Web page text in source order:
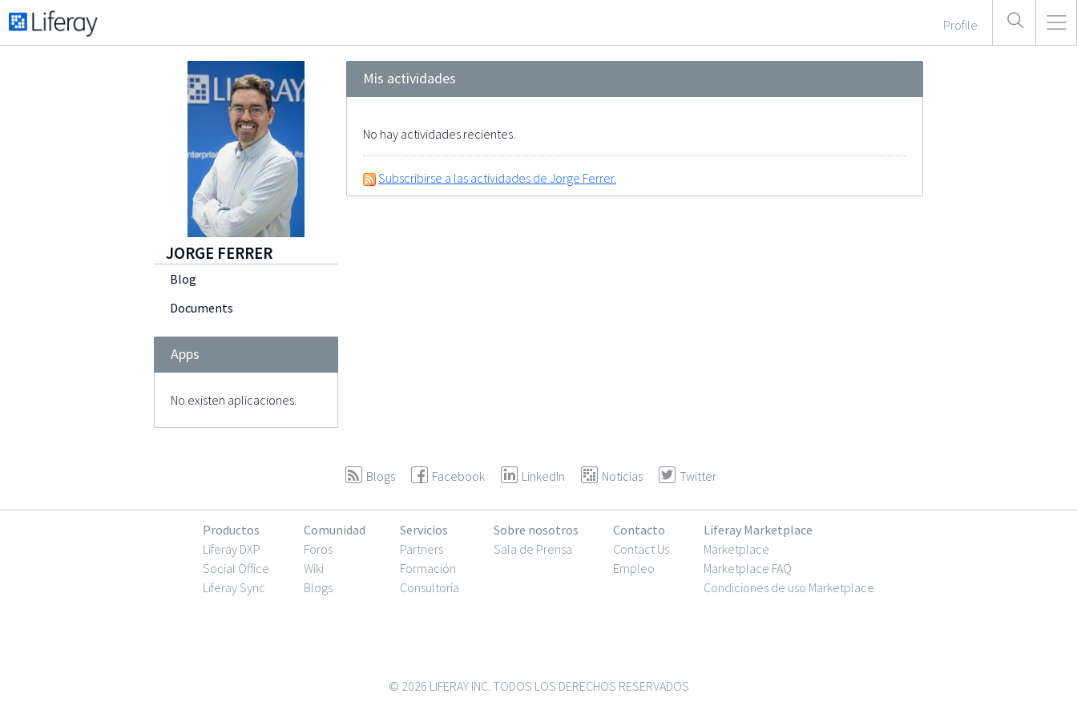
Profile
JORGE FERRER
Blog
Documents
Apps
No existen aplicaciones.
Mis actividades
No hay actividades recientes.
Subscribirse a las actividades de Jorge Ferrer.
Blogs Facebook LinkedIn Noticias Twitter
Productos
Liferay DXP
Social Office
Liferay Sync
Comunidad
Foros
Wiki
Blogs
Servicios
Partners
Formación
Consultoría
Sobre nosotros
Sala de Prensa
Contacto
Contact Us
Empleo
Liferay Marketplace
Marketplace
Marketplace FAQ
Condiciones de uso Marketplace
© 2026 LIFERAY INC. TODOS LOS DERECHOS RESERVADOS